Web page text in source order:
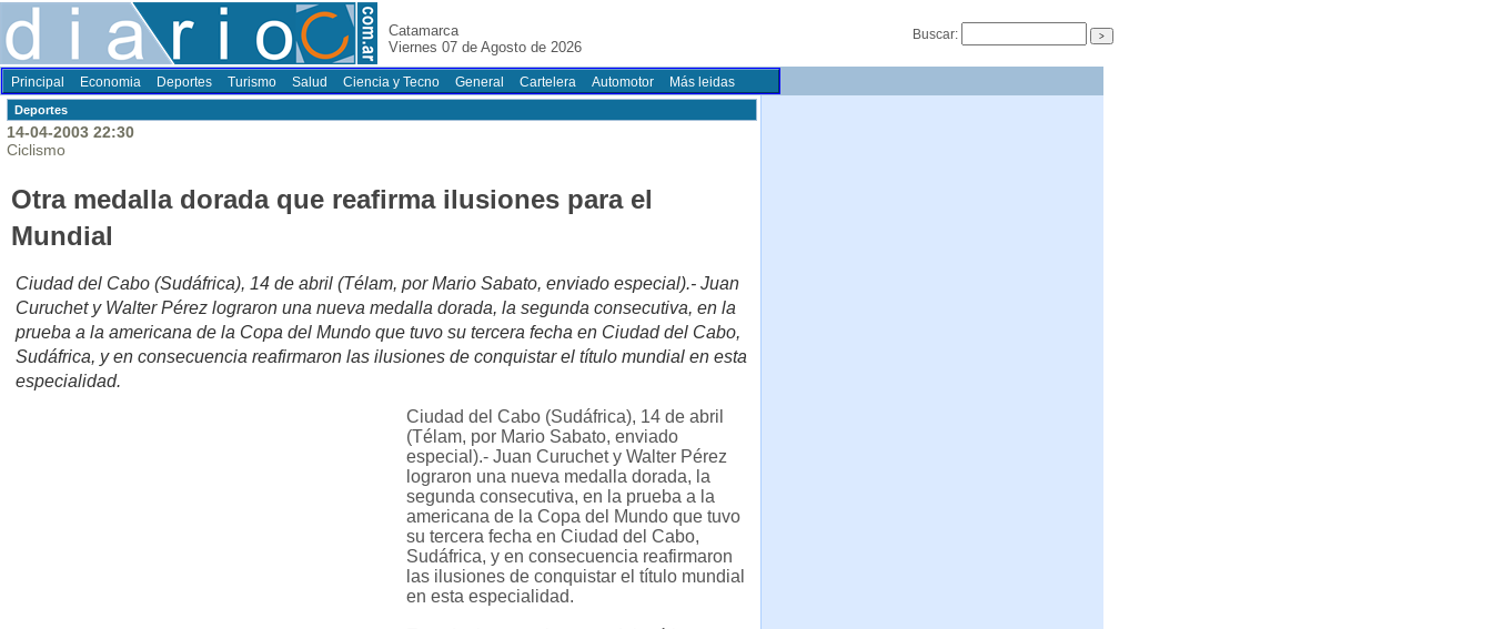
Catamarca
Viernes 07 de Agosto de 2026
Buscar:
Principal Economia Deportes Turismo Salud Ciencia y Tecno General Cartelera Automotor Más leidas
Deportes
14-04-2003 22:30
Ciclismo
Otra medalla dorada que reafirma ilusiones para el
Mundial
Ciudad del Cabo (Sudáfrica), 14 de abril (Télam, por Mario Sabato, enviado especial).- Juan
Curuchet y Walter Pérez lograron una nueva medalla dorada, la segunda consecutiva, en la
prueba a la americana de la Copa del Mundo que tuvo su tercera fecha en Ciudad del Cabo,
Sudáfrica, y en consecuencia reafirmaron las ilusiones de conquistar el título mundial en esta
especialidad.
Ciudad del Cabo (Sudáfrica), 14 de abril
(Télam, por Mario Sabato, enviado
especial).- Juan Curuchet y Walter Pérez
lograron una nueva medalla dorada, la
segunda consecutiva, en la prueba a la
americana de la Copa del Mundo que tuvo
su tercera fecha en Ciudad del Cabo,
Sudáfrica, y en consecuencia reafirmaron
las ilusiones de conquistar el título mundial
en esta especialidad.